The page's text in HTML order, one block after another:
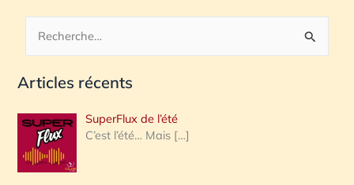
c
e
r
c
Articles récents
SuperFlux de l’été
C’est l’été… Mais […]